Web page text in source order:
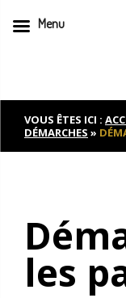
to
contentVOUS ÊTES ICI :
DÉMARCHES »
les
Menu